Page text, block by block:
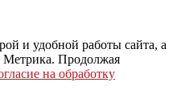
и удобной работы сайта, а
Метрика. Продолжая
на обработку